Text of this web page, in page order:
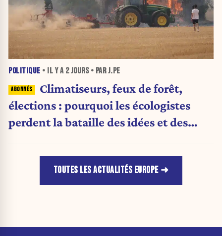
POLITIQUE • IL Y A 2 JOURS• PAR J.PE
Climatiseurs, feux de forêt,
élections : pourquoi les écologistes
perdent la bataille des idées et des
TOUTES LES ACTUALITÉS EUROPE